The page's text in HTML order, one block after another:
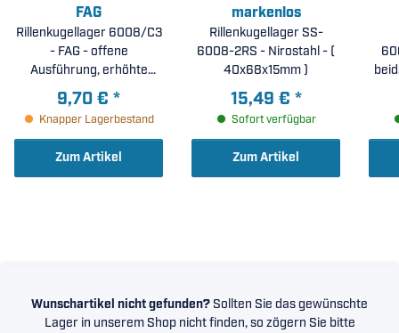
FAG
Rillenkugellager 6008/C3
- FAG - offene
Ausführung, erhöhte
radiale Lagerluft C3 (
40x68x15mm )
9,70 € *
Knapper Lagerbestand
Zum Artikel
markenlos
Rillenkugellager SS-
6008-2RS - Nirostahl - (
40x68x15mm )
15,49 € *
Sofort verfügbar
Zum Artikel
Wunschartikel nicht gefunden? Sollten Sie das gewünschte
Lager in unserem Shop nicht finden, so zögern Sie bitte